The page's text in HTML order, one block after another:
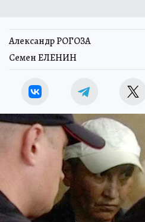
Александр РОГОЗА
Семен ЕЛЕНИН